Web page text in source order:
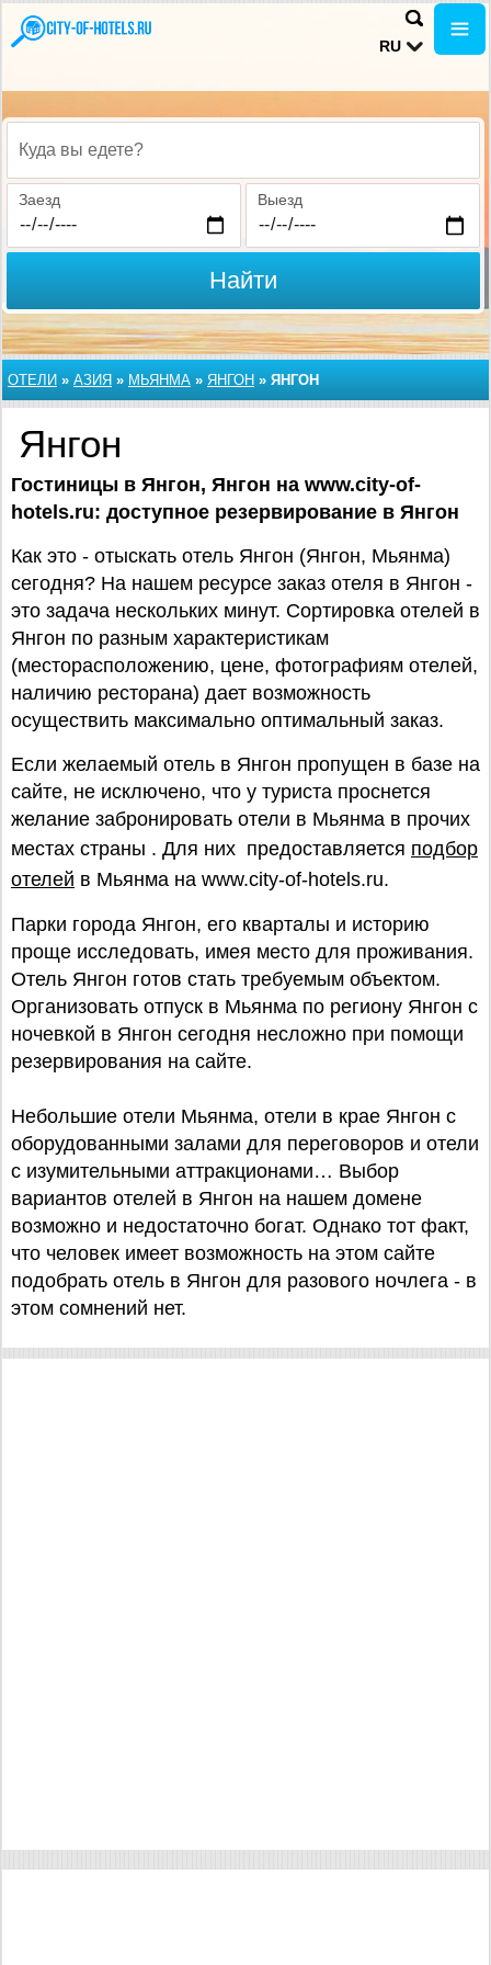
RU
Куда вы едете?
Заезд Выезд
Найти
ОТЕЛИ » АЗИЯ » МЬЯНМА » ЯНГОН » ЯНГОН
Янгон
Гостиницы в Янгон, Янгон на www.city-of-
hotels.ru: доступное резервирование в Янгон
Как это - отыскать отель Янгон (Янгон, Мьянма)
сегодня? На нашем ресурсе заказ отеля в Янгон -
это задача нескольких минут. Сортировка отелей в
Янгон по разным характеристикам
(месторасположению, цене, фотографиям отелей,
наличию ресторана) дает возможность
осуществить максимально оптимальный заказ.
Если желаемый отель в Янгон пропущен в базе на
сайте, не исключено, что у туриста проснется
желание забронировать отели в Мьянма в прочих
местах страны . Для них предоставляется подбор
отелей в Мьянма на www.city-of-hotels.ru.
Парки города Янгон, его кварталы и историю
проще исследовать, имея место для проживания.
Отель Янгон готов стать требуемым объектом.
Организовать отпуск в Мьянма по региону Янгон с
ночевкой в Янгон сегодня несложно при помощи
резервирования на сайте.
Небольшие отели Мьянма, отели в крае Янгон с
оборудованными залами для переговоров и отели
с изумительными аттракционами… Выбор
вариантов отелей в Янгон на нашем домене
возможно и недостаточно богат. Однако тот факт,
что человек имеет возможность на этом сайте
подобрать отель в Янгон для разового ночлега - в
этом сомнений нет.